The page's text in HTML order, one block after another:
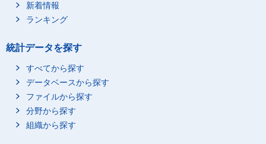
新着情報
ランキング
統計データを探す
すべてから探す
データベースから探す
ファイルから探す
分野から探す
組織から探す